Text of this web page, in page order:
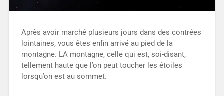
Après avoir marché plusieurs jours dans des contrées
lointaines, vous êtes enfin arrivé au pied de la
montagne. LA montagne, celle qui est, soi-disant,
tellement haute que l’on peut toucher les étoiles
lorsqu’on est au sommet.